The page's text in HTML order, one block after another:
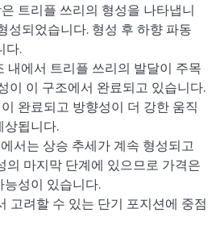
트리플 쓰리의 형성을 나타냅니
성되었습니다. 형성 후 하향 파동
다.
내에서 트리플 쓰리의 발달이 주목
이 이 구조에서 완료되고 있습니다.
완료되고 방향성이 더 강한 움직
상됩니다.
서는 상승 추세가 계속 형성되고
의 마지막 단계에 있으므로 가격은
성이 있습니다.
고려할 수 있는 단기 포지션에 중점